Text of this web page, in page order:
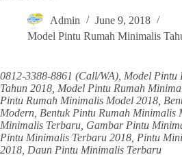
Admin
June 9, 2018
Model Pintu Rumah Minimalis
0812-3388-8861 (Call/WA), Model Pintu
Tahun 2018, Model Pintu Rumah
Pintu Rumah Minimalis Model 2018,
Modern, Bentuk Pintu Rumah Minimalis
Minimalis Terbaru, Gambar Pintu
Pintu Minimalis Terbaru 2018, Pintu
2018, Daun Pintu Minimalis Terbaru